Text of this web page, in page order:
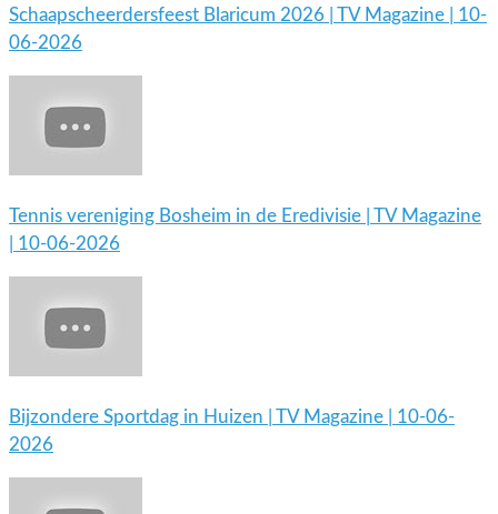
Schaapscheerdersfeest Blaricum 2026 | TV Magazine | 10-
06-2026
Tennis vereniging Bosheim in de Eredivisie | TV Magazine
| 10-06-2026
Bijzondere Sportdag in Huizen | TV Magazine | 10-06-
2026